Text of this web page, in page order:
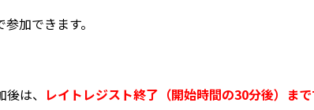
加できます。
は、 レイトレジスト終了（開始時間の30分後）ま